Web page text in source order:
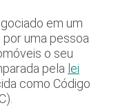
em um
uma pessoa
o seu
pela lei
como Código